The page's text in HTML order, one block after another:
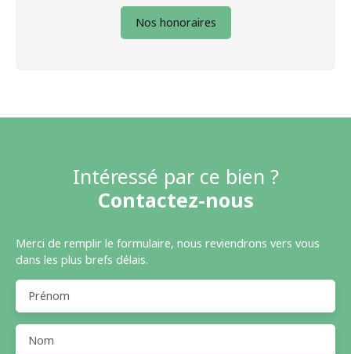
Nos honoraires
Intéressé par ce bien ?
Contactez-nous
Merci de remplir le formulaire, nous reviendrons vers vous
dans les plus brefs délais.
Prénom
Nom